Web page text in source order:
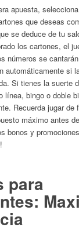
apuesta,
que deseas
se deduce de tu
los cartones, el
números se
automáticamente si
Si tienes la suerte
línea, bingo o doble
Recuerda jugar de
máximo antes
bonos y
!
para